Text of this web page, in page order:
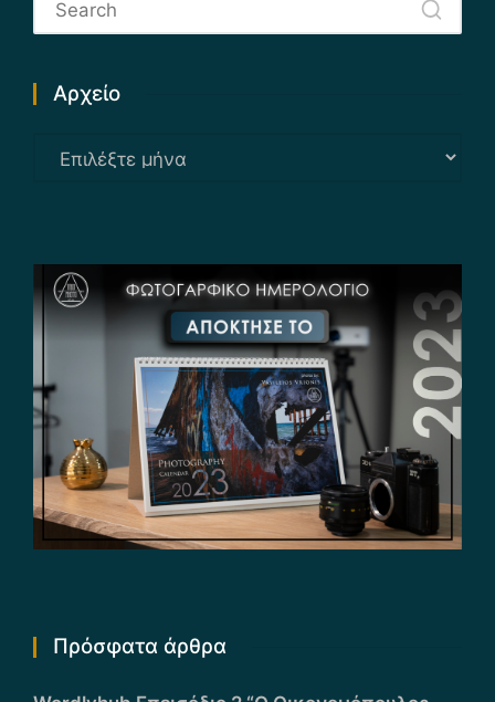
Αρχείο
Αρχείο
Πρόσφατα άρθρα